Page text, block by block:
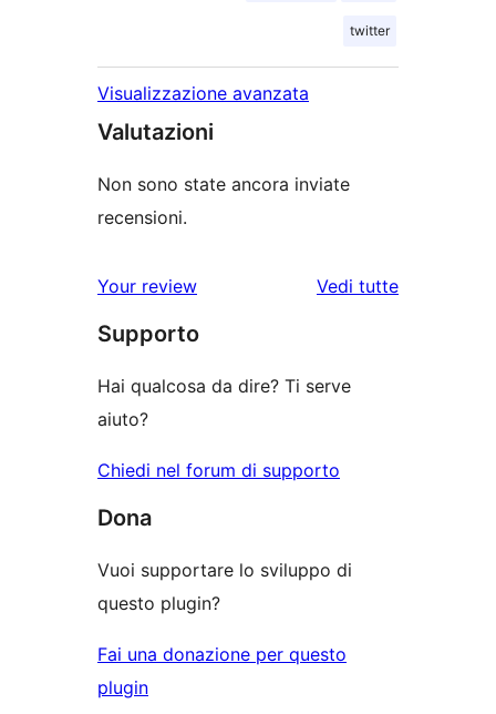
twitter
Visualizzazione avanzata
Valutazioni
Non sono state ancora inviate
recensioni.
Your review
Vedi tutte
Supporto
Hai qualcosa da dire? Ti serve
aiuto?
Chiedi nel forum di supporto
Dona
Vuoi supportare lo sviluppo di
questo plugin?
Fai una donazione per questo
plugin